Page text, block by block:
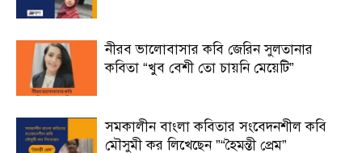
নীরব ভালোবাসার কবি জেরিন সুলতানার
কবিতা “খুব বেশী তো চায়নি মেয়েটি”
সমকালীন বাংলা কবিতার সংবেদনশীল কবি
মৌসুমী কর লিখেছেন ”“হৈমন্তী প্রেম”